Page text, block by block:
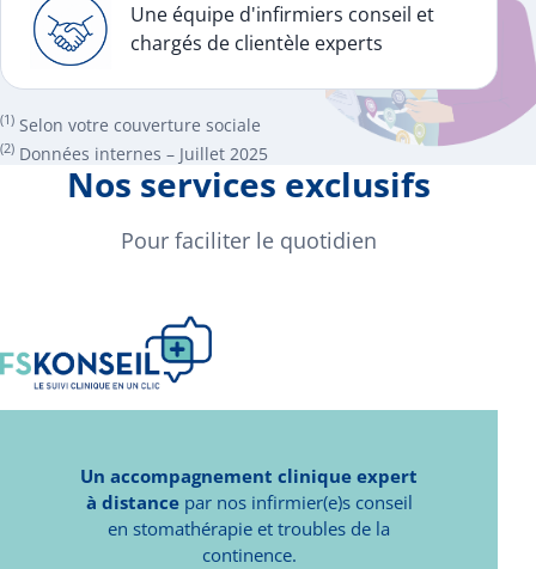
Une équipe d'infirmiers conseil et
chargés de clientèle experts
(1) Selon votre couverture sociale
(2) Données internes – Juillet 2025
Nos services exclusifs
Pour faciliter le quotidien
Un accompagnement clinique expert
à distancepar nos infirmier(e)s conseil
en stomathérapie et troubles de la
continence.